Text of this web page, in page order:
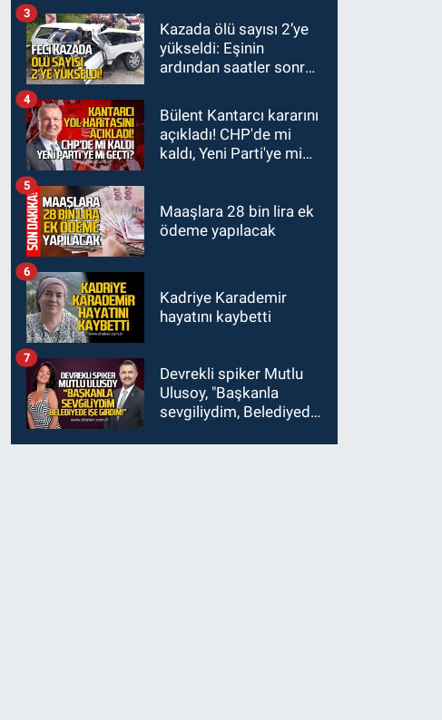
KDZ EREĞLİ
15:11Kdz. Ereğli'de
Mervealtı Plajı’ndaki
kaldırıldı.
Kazada ölü sayısı 2’ye
yükseldi: Eşinin
ardından saatler sonra
kaybetti
3
Bülent Kantarcı kararını
açıkladı! CHP'de mi
kaldı, Yeni Parti'ye mi
4
Maaşlara 28 bin lira ek
ödeme yapılacak
5
Kadriye Karademir
hayatını kaybetti
6
Devrekli spiker Mutlu
Ulusoy, "Başkanla
sevgiliydim, Belediyede
7